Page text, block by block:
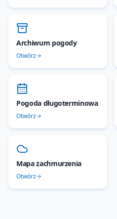
Archiwum pogody
Otwórz
Pogoda długoterminowa
Otwórz
Mapa zachmurzenia
Otwórz